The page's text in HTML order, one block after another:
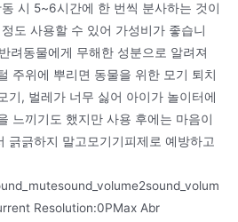
시 5~6시간에 한 번씩 분사하는 것이
도 사용할 수 있어 가성비가 좋습니
려동물에게 무해한 성분으로 알려져
주위에 뿌리면 동물을 위한 모기 퇴치
기, 벌레가 너무 싫어 아이가 놀이터에
느끼기도 했지만 사용 후에는 마음이
긁긁하지 말고모기기피제로 예방하고
Resolution:0PMax Abr